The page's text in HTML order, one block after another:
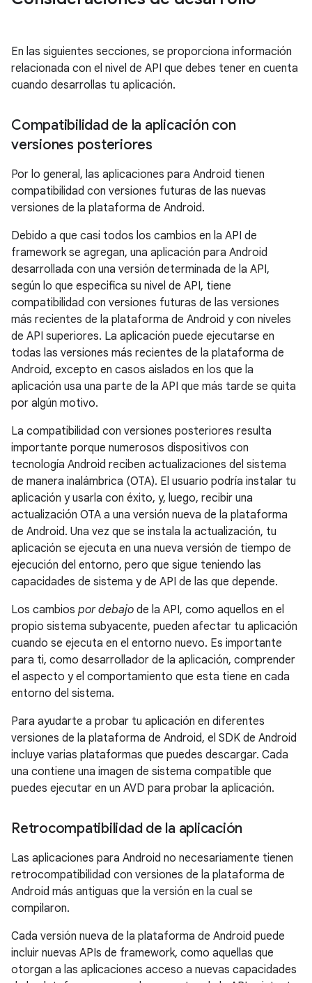
En las siguientes secciones, se proporciona información
relacionada con el nivel de API que debes tener en cuenta
cuando desarrollas tu aplicación.
Compatibilidad de la aplicación con
versiones posteriores
Por lo general, las aplicaciones para Android tienen
compatibilidad con versiones futuras de las nuevas
versiones de la plataforma de Android.
Debido a que casi todos los cambios en la API de
framework se agregan, una aplicación para Android
desarrollada con una versión determinada de la API,
según lo que especifica su nivel de API, tiene
compatibilidad con versiones futuras de las versiones
más recientes de la plataforma de Android y con niveles
de API superiores. La aplicación puede ejecutarse en
todas las versiones más recientes de la plataforma de
Android, excepto en casos aislados en los que la
aplicación usa una parte de la API que más tarde se quita
por algún motivo.
La compatibilidad con versiones posteriores resulta
importante porque numerosos dispositivos con
tecnología Android reciben actualizaciones del sistema
de manera inalámbrica (OTA). El usuario podría instalar tu
aplicación y usarla con éxito, y, luego, recibir una
actualización OTA a una versión nueva de la plataforma
de Android. Una vez que se instala la actualización, tu
aplicación se ejecuta en una nueva versión de tiempo de
ejecución del entorno, pero que sigue teniendo las
capacidades de sistema y de API de las que depende.
Los cambios por debajo de la API, como aquellos en el
propio sistema subyacente, pueden afectar tu aplicación
cuando se ejecuta en el entorno nuevo. Es importante
para ti, como desarrollador de la aplicación, comprender
el aspecto y el comportamiento que esta tiene en cada
entorno del sistema.
Para ayudarte a probar tu aplicación en diferentes
versiones de la plataforma de Android, el SDK de Android
incluye varias plataformas que puedes descargar. Cada
una contiene una imagen de sistema compatible que
puedes ejecutar en un AVD para probar la aplicación.
Retrocompatibilidad de la aplicación
Las aplicaciones para Android no necesariamente tienen
retrocompatibilidad con versiones de la plataforma de
Android más antiguas que la versión en la cual se
compilaron.
Cada versión nueva de la plataforma de Android puede
incluir nuevas APIs de framework, como aquellas que
otorgan a las aplicaciones acceso a nuevas capacidades